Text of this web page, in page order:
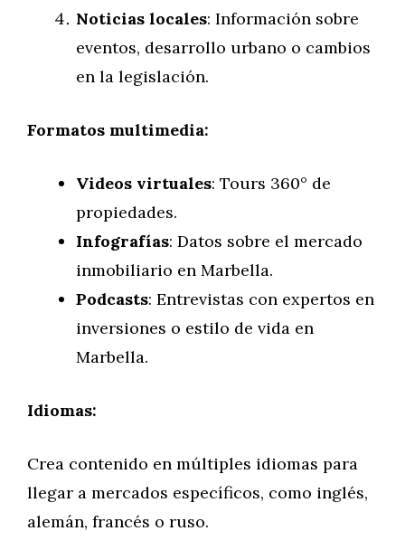
Noticias locales: Información sobre
eventos, desarrollo urbano o cambios
en la legislación.
Formatos multimedia:
Videos virtuales: Tours 360° de
propiedades.
Infografías: Datos sobre el mercado
inmobiliario en Marbella.
Podcasts: Entrevistas con expertos en
inversiones o estilo de vida en
Marbella.
Idiomas:
Crea contenido en múltiples idiomas para
llegar a mercados específicos, como inglés,
alemán, francés o ruso.